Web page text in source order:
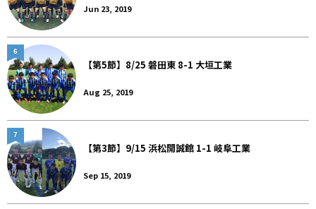
Jun 23, 2019
【第5節】8/25 磐田東 8-1 大垣工業
Aug 25, 2019
6
【第3節】9/15 浜松開誠館 1-1 岐阜工業
Sep 15, 2019
7